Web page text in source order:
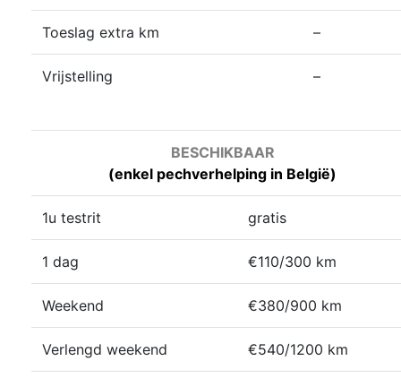
Toeslag extra km –
Vrijstelling –
BESCHIKBAAR
(enkel pechverhelping in België)
1u testrit gratis
1 dag €110/300 km
Weekend €380/900 km
Verlengd weekend €540/1200 km